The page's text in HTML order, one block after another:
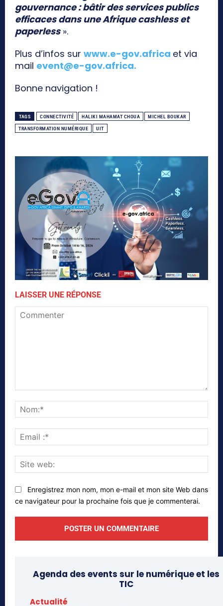
gouvernance : bâtir des services publics
efficaces dans une Afrique cashless et
paperless».
Plus d’infos sur www.e-gov.africa et via
mail event@e-gov.africa.
Bonne navigation !
TAGS CONNECTIVITÉ HALIKI MAHAMAT CHOUA MICHEL BOUKAR
TRANSFORMATION NUMÉRIQUE UIT
LAISSER UNE RÉPONSE
:*
web:
Enregistrez mon nom, mon e-mail et mon site Web dans
ce navigateur pour la prochaine fois que je commenterai.
Agenda des events sur le numérique et les
TIC
Actualité